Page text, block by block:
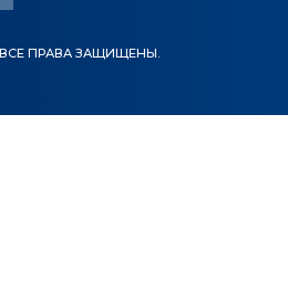
ВСЕ ПРАВА ЗАЩИЩЕНЫ.